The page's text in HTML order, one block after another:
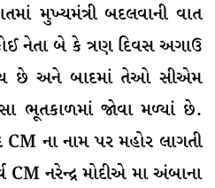
મુખ્યમંત્રી બદલવાની વાત
નેતા બે કે ત્રણ દિવસ અગાઉ
છે અને બાદમાં તેઓ સીએમ
ભૂતકાળમાં જોવા મળ્યાં છે.
ના નામ પર મહોર લાગતી
નરેન્દ્ર મોદીએ મા અંબાના